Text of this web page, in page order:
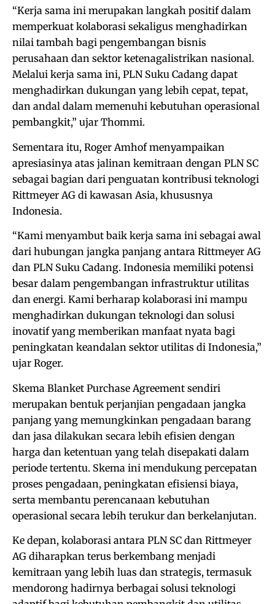
“Kerja sama ini merupakan langkah positif dalam
memperkuat kolaborasi sekaligus menghadirkan
nilai tambah bagi pengembangan bisnis
perusahaan dan sektor ketenagalistrikan nasional.
Melalui kerja sama ini, PLN Suku Cadang dapat
menghadirkan dukungan yang lebih cepat, tepat,
dan andal dalam memenuhi kebutuhan operasional
pembangkit,” ujar Thommi.
Sementara itu, Roger Amhof menyampaikan
apresiasinya atas jalinan kemitraan dengan PLN SC
sebagai bagian dari penguatan kontribusi teknologi
Rittmeyer AG di kawasan Asia, khususnya
Indonesia.
“Kami menyambut baik kerja sama ini sebagai awal
dari hubungan jangka panjang antara Rittmeyer AG
dan PLN Suku Cadang. Indonesia memiliki potensi
besar dalam pengembangan infrastruktur utilitas
dan energi. Kami berharap kolaborasi ini mampu
menghadirkan dukungan teknologi dan solusi
inovatif yang memberikan manfaat nyata bagi
peningkatan keandalan sektor utilitas di Indonesia,”
ujar Roger.
Skema Blanket Purchase Agreement sendiri
merupakan bentuk perjanjian pengadaan jangka
panjang yang memungkinkan pengadaan barang
dan jasa dilakukan secara lebih efisien dengan
harga dan ketentuan yang telah disepakati dalam
periode tertentu. Skema ini mendukung percepatan
proses pengadaan, peningkatan efisiensi biaya,
serta membantu perencanaan kebutuhan
operasional secara lebih terukur dan berkelanjutan.
Ke depan, kolaborasi antara PLN SC dan Rittmeyer
AG diharapkan terus berkembang menjadi
kemitraan yang lebih luas dan strategis, termasuk
mendorong hadirnya berbagai solusi teknologi